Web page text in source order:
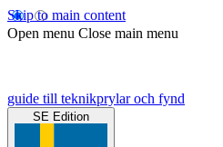
Skip to main content
Open menu Close main menu
guide till teknikprylar och fynd
SE Edition